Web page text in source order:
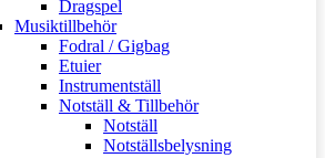
Dragspel
Musiktillbehör
Fodral / Gigbag
Etuier
Instrumentställ
Notställ & Tillbehör
Notställ
Notställsbelysning